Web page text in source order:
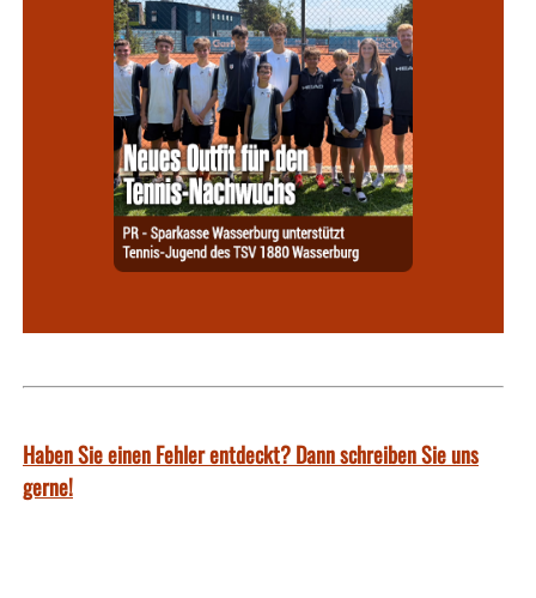
Haben Sie einen Fehler entdeckt? Dann schreiben Sie uns
gerne!